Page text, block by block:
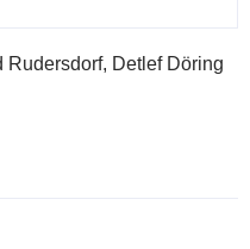
Rudersdorf, Detlef Döring